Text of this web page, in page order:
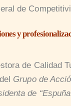
de
y
de Calidad
Grupo de
de